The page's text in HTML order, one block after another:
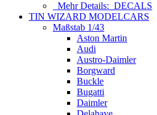
Mehr Details: DECALS
TIN WIZARD MODELCARS
Maßstab 1/43
Aston Martin
Audi
Austro-Daimler
Borgward
Buckle
Bugatti
Daimler